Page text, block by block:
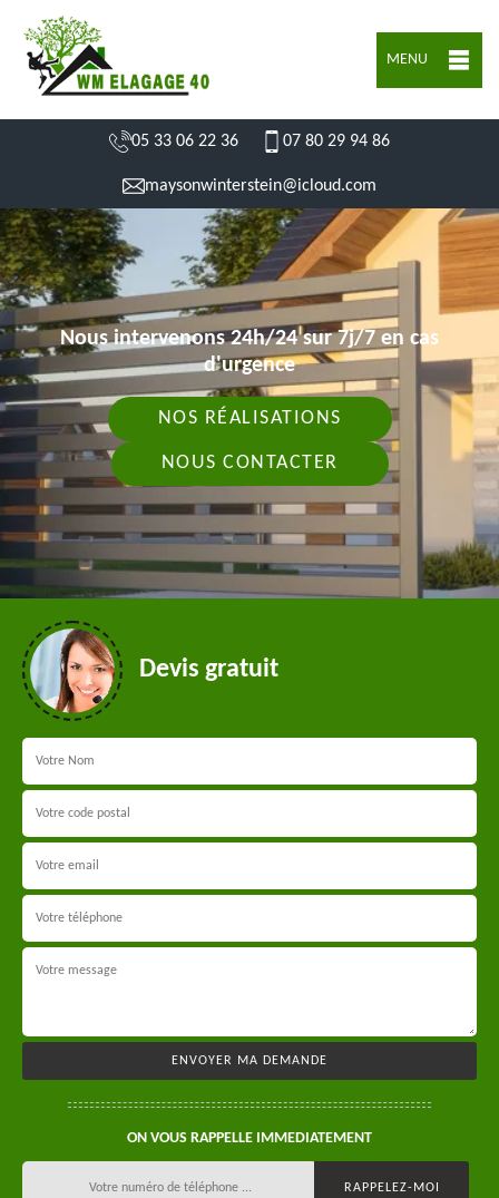
MENU
05 33 06 22 36 07 80 29 94 86
maysonwinterstein@icloud.com
Nous intervenons 24h/24 sur 7j/7 en cas
d'urgence
NOS RÉALISATIONS
NOUS CONTACTER
Devis gratuit
ON VOUS RAPPELLE IMMEDIATEMENT